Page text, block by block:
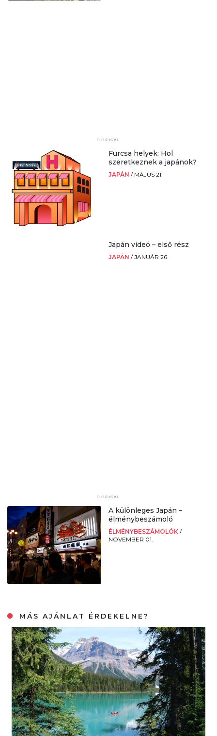
Furcsa helyek: Hol
szeretkeznek a japánok?
JAPÁN / MÁJUS 21.
Japán videó – első rész
JAPÁN /JANUÁR 26.
A különleges Japán –
élménybeszámoló
ÉLMÉNYBESZÁMOLÓK /
NOVEMBER 01.
MÁS AJÁNLAT ÉRDEKELNE?